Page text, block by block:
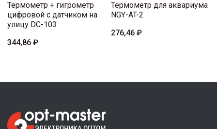
Термометр + гигрометр
цифровой с датчиком на
улицу DC-103
344,86 ₽
Термометр для аквариума
NGY-AT-2
276,46 ₽